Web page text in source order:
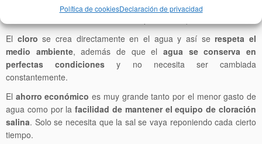
Política de cookiesDeclaración de privacidad
. Este equipo consigue mantener unagua filtrada y
El cloro se crea directamente en el agua y así se respeta el
medio ambiente, además de que elagua se conserva en
perfectas condiciones y no necesita ser cambiada
constantemente.
El ahorro económico es muy grande tanto por el menor gasto de
agua como por lafacilidad de mantener el equipo de cloración
salina. Solo se necesita que la sal se vaya reponiendo cada cierto
tiempo.